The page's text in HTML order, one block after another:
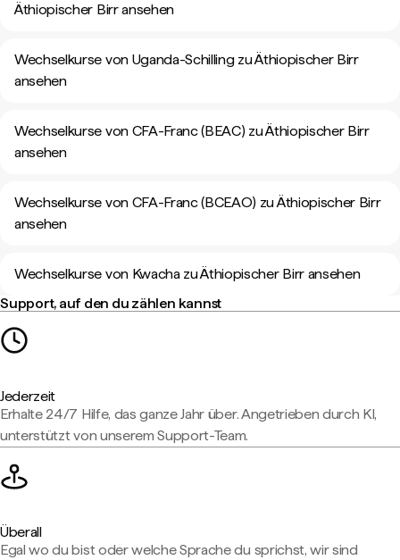
Äthiopischer Birr ansehen
Wechselkurse von Uganda-Schilling zu Äthiopischer Birr
ansehen
Wechselkurse von CFA-Franc (BEAC) zu Äthiopischer Birr
ansehen
Wechselkurse von CFA-Franc (BCEAO) zu Äthiopischer Birr
ansehen
Wechselkurse von Kwacha zu Äthiopischer Birr ansehen
Support, auf den du zählen kannst
Jederzeit
Erhalte 24/7 Hilfe, das ganze Jahr über. Angetrieben durch KI,
unterstützt von unserem Support-Team.
Überall
Egal wo du bist oder welche Sprache du sprichst, wir sind